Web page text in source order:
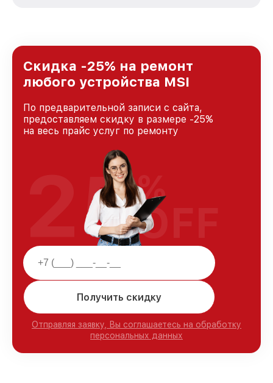
Краснодаре, постоянно повышая уровень
доверия и лояльности наших клиентов.
Скидка -25% на ремонт
любого устройства MSI
По предварительной записи с сайта,
предоставляем скидку в размере -25%
на весь прайс услуг по ремонту
Получить скидку
Отправляя заявку, Вы соглашаетесь на обработку
персональных данных
25%
OFF